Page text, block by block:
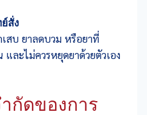
สั่ง
สบ ยาลดบวม หรือยาที่
ละไม่ควรหยุดยาด้วยตัวเอง
กัดของการ